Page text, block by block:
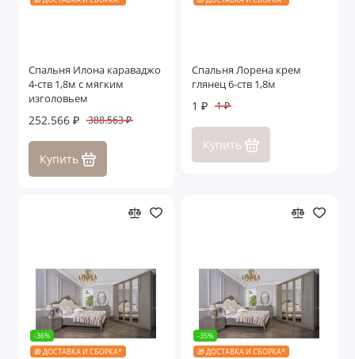
Спальня Илона караваджо
4-ств 1,8м с мягким
изголовьем
252.566 ₽ 388.563 ₽
Купить
Спальня Лорена крем
глянец 6-ств 1,8м
1 ₽ 1 ₽
Купить
-36%
🎁 ДОСТАВКА И СБОРКА*
-35%
🎁 ДОСТАВКА И СБОРКА*